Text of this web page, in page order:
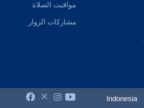
مواقيت الصلاة
مشاركات الزوار
Indonesia